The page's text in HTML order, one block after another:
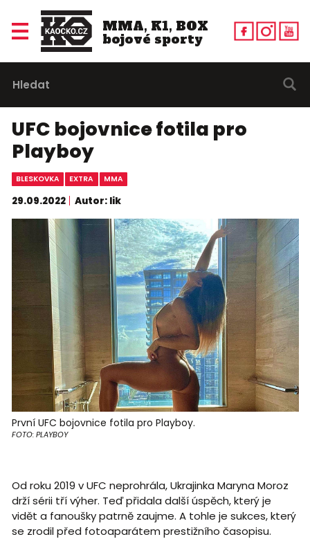
MMA, K1, BOX
bojové sporty
UFC bojovnice fotila pro
Playboy
BLESKOVKA EXTRA MMA
29.09.2022 Autor: lik
První UFC bojovnice fotila pro Playboy.
FOTO: PLAYBOY
Od roku 2019 v UFC neprohrála, Ukrajinka Maryna Moroz
drží sérii tří výher. Teď přidala další úspěch, který je
vidět a fanoušky patrně zaujme. A tohle je sukces, který
se zrodil před fotoaparátem prestižního časopisu.